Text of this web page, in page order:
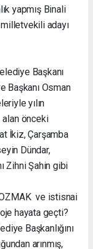
yapmış Binali
adayı
Başkanı
Başkanı Osman
yılın
alan önceki
İkiz, Çarşamba
Dündar,
Zihni Şahin gibi
ve istisnai
hayata geçti?
Başkanlığını
arınmış,